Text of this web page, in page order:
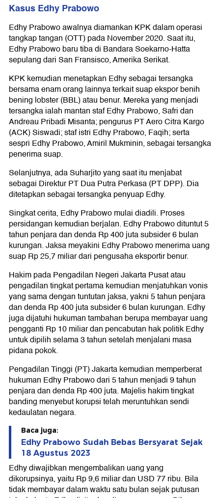
Kasus Edhy Prabowo
Edhy Prabowo awalnya diamankan KPK dalam operasi
tangkap tangan (OTT) pada November 2020. Saat itu,
Edhy Prabowo baru tiba di Bandara Soekarno-Hatta
sepulang dari San Fransisco, Amerika Serikat.
KPK kemudian menetapkan Edhy sebagai tersangka
bersama enam orang lainnya terkait suap ekspor benih
bening lobster (BBL) atau benur. Mereka yang menjadi
tersangka ialah mantan staf Edhy Prabowo, Safri dan
Andreau Pribadi Misanta; pengurus PT Aero Citra Kargo
(ACK) Siswadi; staf istri Edhy Prabowo, Faqih; serta
sespri Edhy Prabowo, Amiril Mukminin, sebagai tersangka
penerima suap.
Selanjutnya, ada Suharjito yang saat itu menjabat
sebagai Direktur PT Dua Putra Perkasa (PT DPP). Dia
ditetapkan sebagai tersangka penyuap Edhy.
Singkat cerita, Edhy Prabowo mulai diadili. Proses
persidangan kemudian berjalan. Edhy Prabowo dituntut 5
tahun penjara dan denda Rp 400 juta subsider 6 bulan
kurungan. Jaksa meyakini Edhy Prabowo menerima uang
suap Rp 25,7 miliar dari pengusaha eksportir benur.
Hakim pada Pengadilan Negeri Jakarta Pusat atau
pengadilan tingkat pertama kemudian menjatuhkan vonis
yang sama dengan tuntutan jaksa, yakni 5 tahun penjara
dan denda Rp 400 juta subsider 6 bulan kurungan. Edhy
juga dijatuhi hukuman tambahan berupa membayar uang
pengganti Rp 10 miliar dan pencabutan hak politik Edhy
untuk dipilih selama 3 tahun setelah menjalani masa
pidana pokok.
Pengadilan Tinggi (PT) Jakarta kemudian memperberat
hukuman Edhy Prabowo dari 5 tahun menjadi 9 tahun
penjara dan denda Rp 400 juta. Majelis hakim tingkat
banding menyebut korupsi telah meruntuhkan sendi
kedaulatan negara.
Baca juga:
Edhy Prabowo Sudah Bebas Bersyarat Sejak
18 Agustus 2023
Edhy diwajibkan mengembalikan uang yang
dikorupsinya, yaitu Rp 9,6 miliar dan USD 77 ribu. Bila
tidak membayar dalam waktu satu bulan sejak putusan